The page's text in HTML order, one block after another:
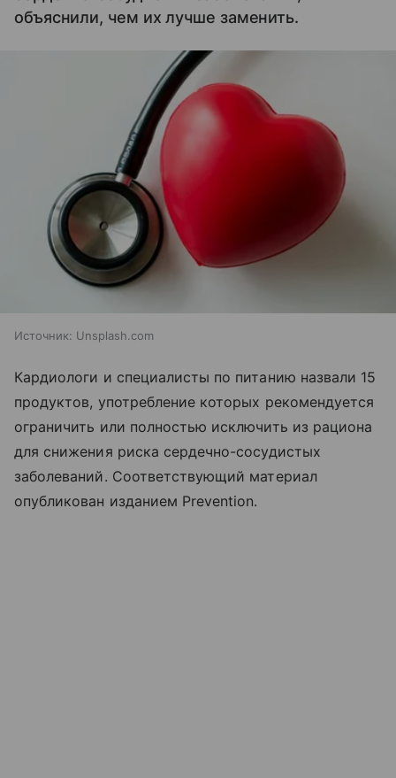
объяснили, чем их лучше заменить.
Источник: Unsplash.com
Кардиологи и специалисты по питанию назвали 15
продуктов, употребление которых рекомендуется
ограничить или полностью исключить из рациона
для снижения риска сердечно-сосудистых
заболеваний. Соответствующий материал
опубликован изданием Prevention.